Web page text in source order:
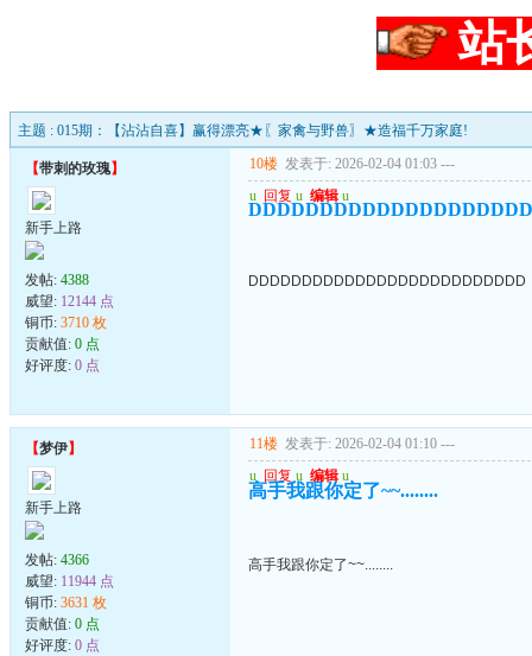
站
主题 : 015期：【沾沾自喜】赢得漂亮★〖家禽与野兽〗★造福千万家庭!
【带刺的玫瑰】
新手上路
发帖: 4388
威望: 12144 点
铜币: 3710 枚
贡献值: 0 点
好评度: 0 点
10楼 发表于: 2026-02-04 01:03 ---
u 回复 u 编辑 u
DDDDDDDDDDDDDDDDDDDDDDDDDD
【梦伊】
新手上路
发帖: 4366
威望: 11944 点
铜币: 3631 枚
贡献值: 0 点
好评度: 0 点
11楼 发表于: 2026-02-04 01:10 ---
u 回复 u 编辑 u
高手我跟你定了~~........
高手我跟你定了~~........